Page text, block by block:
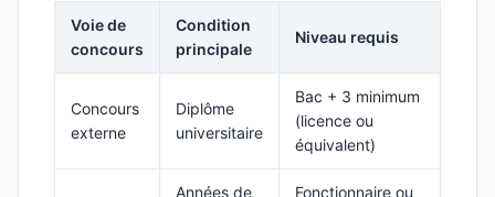
Voie de
concours
Condition
principale
Niveau requis
Concours
externe
Diplôme
universitaire
Bac + 3 minimum
(licence ou
équivalent)
Années de
Fonctionnaire ou